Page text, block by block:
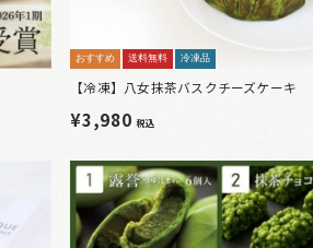
おすすめ 送料無料 冷凍品
【冷凍】八女抹茶バスクチーズケーキ
¥3,980税込